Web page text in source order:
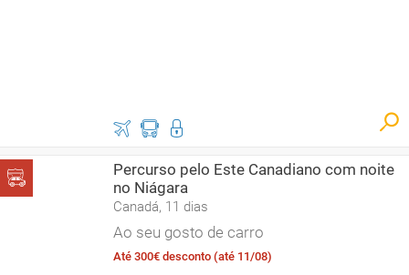
Percurso pelo Este Canadiano com noite
no Niágara
Canadá, 11 dias
Ao seu gosto de carro
Até 300€ desconto (até 11/08)